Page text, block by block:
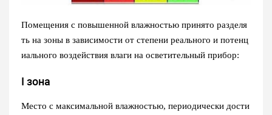
Помещения с повышенной влажностью принято разделя
ть на зоны в зависимости от степени реального и потенц
иального воздействия влаги на осветительный прибор:
I зона
Место с максимальной влажностью, периодически дости